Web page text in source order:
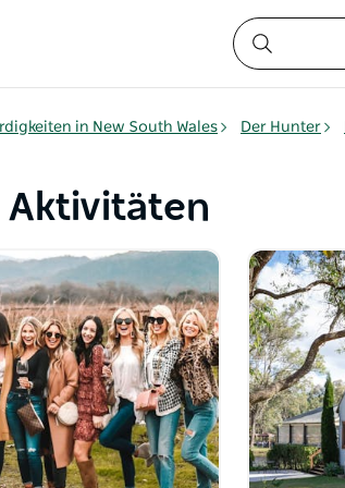
in New South Wales Der Hunter
Aktivitäten